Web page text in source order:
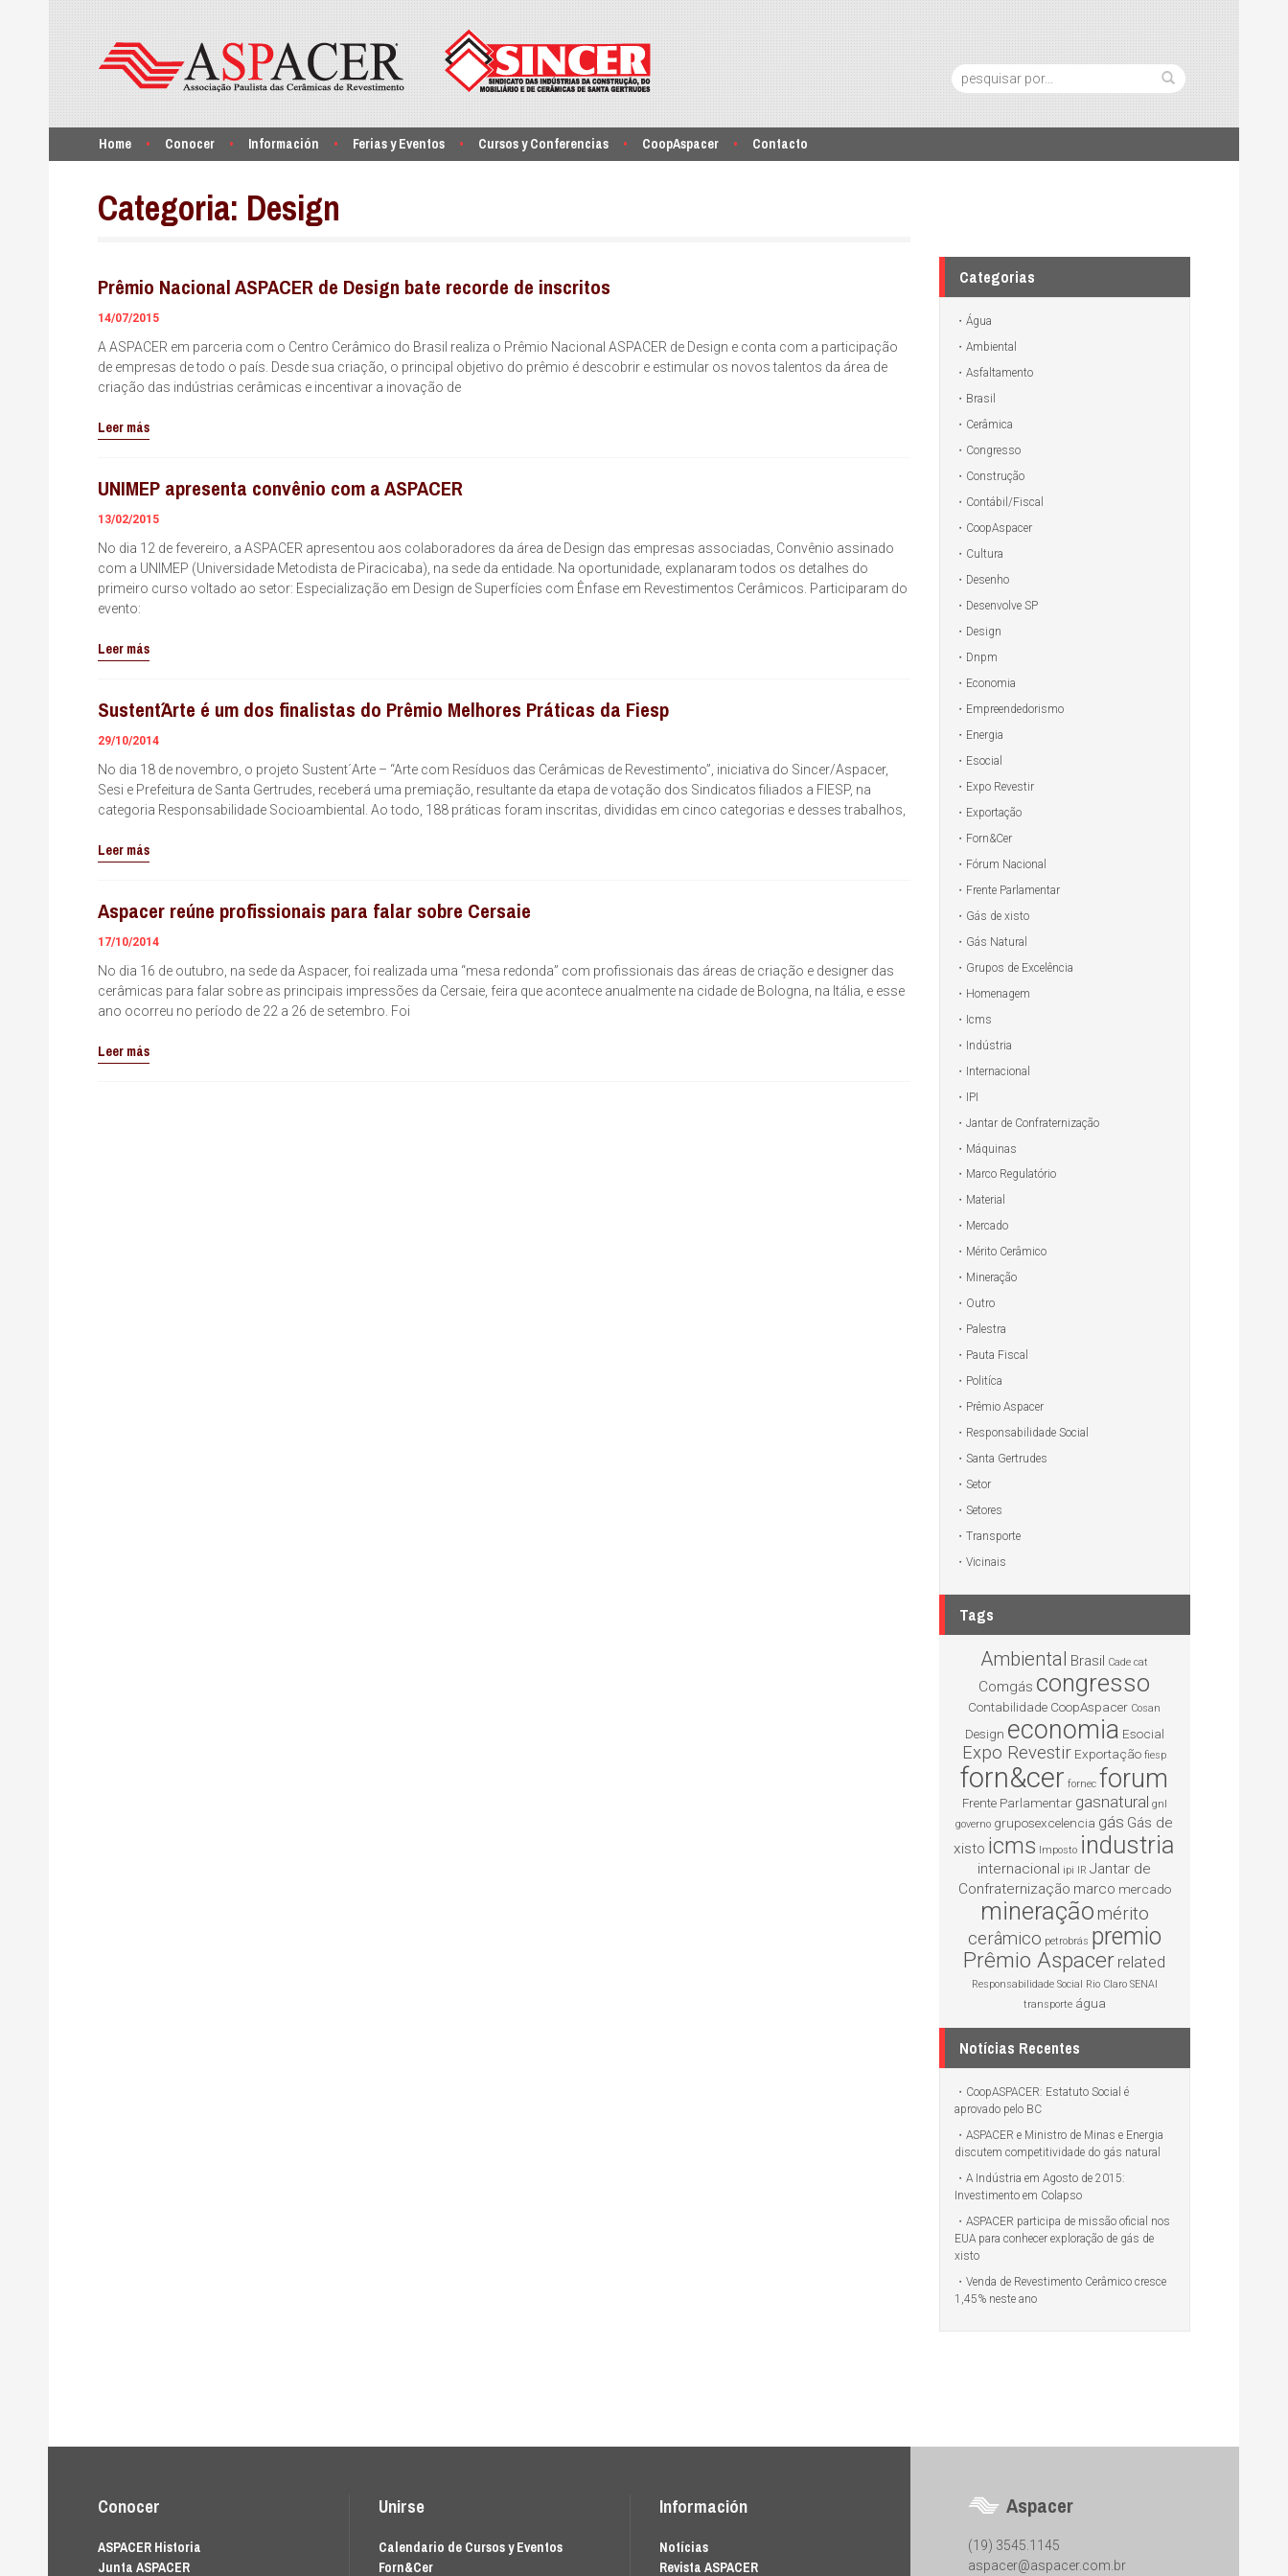
Home Conocer Información Ferias y Eventos Cursos y Conferencias CoopAspacer Contacto
Pesquisa:
Categoria: Design
Prêmio Nacional ASPACER de Design bate recorde de inscritos
14/07/2015
A ASPACER em parceria com o Centro Cerâmico do Brasil realiza o Prêmio Nacional ASPACER de Design e conta com a participação
de empresas de todo o país. Desde sua criação, o principal objetivo do prêmio é descobrir e estimular os novos talentos da área de
criação das indústrias cerâmicas e incentivar a inovação de
Leer más
UNIMEP apresenta convênio com a ASPACER
13/02/2015
No dia 12 de fevereiro, a ASPACER apresentou aos colaboradores da área de Design das empresas associadas, Convênio assinado
com a UNIMEP (Universidade Metodista de Piracicaba), na sede da entidade. Na oportunidade, explanaram todos os detalhes do
primeiro curso voltado ao setor: Especialização em Design de Superfícies com Ênfase em Revestimentos Cerâmicos. Participaram do
evento:
Leer más
Sustent´Arte é um dos finalistas do Prêmio Melhores Práticas da Fiesp
29/10/2014
No dia 18 de novembro, o projeto Sustent´Arte – “Arte com Resíduos das Cerâmicas de Revestimento”, iniciativa do Sincer/Aspacer,
Sesi e Prefeitura de Santa Gertrudes, receberá uma premiação, resultante da etapa de votação dos Sindicatos filiados a FIESP, na
categoria Responsabilidade Socioambiental. Ao todo, 188 práticas foram inscritas, divididas em cinco categorias e desses trabalhos,
Leer más
Aspacer reúne profissionais para falar sobre Cersaie
17/10/2014
No dia 16 de outubro, na sede da Aspacer, foi realizada uma “mesa redonda” com profissionais das áreas de criação e designer das
cerâmicas para falar sobre as principais impressões da Cersaie, feira que acontece anualmente na cidade de Bologna, na Itália, e esse
ano ocorreu no período de 22 a 26 de setembro. Foi
Leer más
Categorias
Água
Ambiental
Asfaltamento
Brasil
Cerâmica
Congresso
Construção
Contábil/Fiscal
CoopAspacer
Cultura
Desenho
Desenvolve SP
Design
Dnpm
Economia
Empreendedorismo
Energia
Esocial
Expo Revestir
Exportação
Forn&Cer
Fórum Nacional
Frente Parlamentar
Gás de xisto
Gás Natural
Grupos de Excelência
Homenagem
Icms
Indústria
Internacional
IPI
Jantar de Confraternização
Máquinas
Marco Regulatório
Material
Mercado
Mérito Cerâmico
Mineração
Outro
Palestra
Pauta Fiscal
Politíca
Prêmio Aspacer
Responsabilidade Social
Santa Gertrudes
Setor
Setores
Transporte
Vicinais
Tags
Ambiental Brasil Cade cat
Comgás congresso
Contabilidade CoopAspacer Cosan
Design economia Esocial
Expo Revestir Exportação fiesp
forn&cer fornec forum
Frente Parlamentar gasnatural gnl
governo gruposexcelencia gás Gás de
xisto icms Imposto industria
internacional ipi IR Jantar de
Confraternização marco mercado
mineração mérito
cerâmico petrobrás premio
Prêmio Aspacer related
Responsabilidade Social Rio Claro SENAI
transporte água
Notícias Recentes
CoopASPACER: Estatuto Social é
aprovado pelo BC
ASPACER e Ministro de Minas e Energia
discutem competitividade do gás natural
A Indústria em Agosto de 2015:
Investimento em Colapso
ASPACER participa de missão oficial nos
EUA para conhecer exploração de gás de
xisto
Venda de Revestimento Cerâmico cresce
1,45% neste ano
Conocer
ASPACER Historia
Junta ASPACER
Unirse
Calendario de Cursos y Eventos
Forn&Cer
Información
Notícias
Revista ASPACER
Aspacer
(19) 3545.1145
aspacer@aspacer.com.br